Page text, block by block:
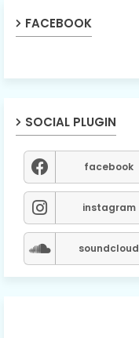
FACEBOOK
SOCIAL PLUGIN
facebook
instagram
soundcloud